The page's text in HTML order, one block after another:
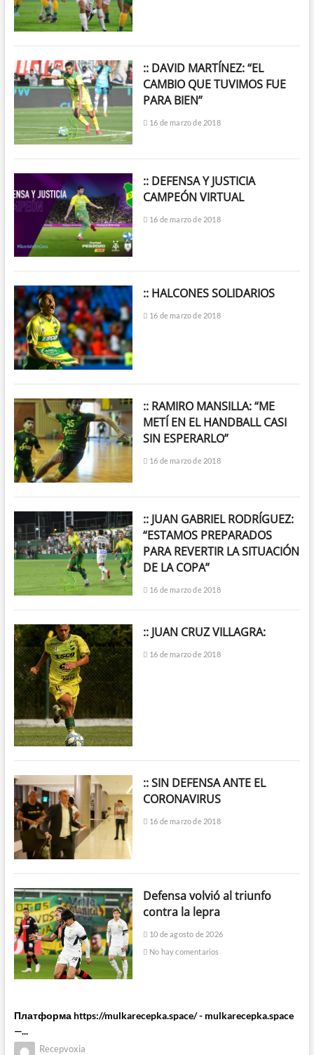
:: DAVID MARTÍNEZ: “EL
CAMBIO QUE TUVIMOS FUE
PARA BIEN”
16 de marzo de 2018
:: DEFENSA Y JUSTICIA
CAMPEÓN VIRTUAL
16 de marzo de 2018
:: HALCONES SOLIDARIOS
16 de marzo de 2018
:: RAMIRO MANSILLA: “ME
METÍ EN EL HANDBALL CASI
SIN ESPERARLO”
16 de marzo de 2018
:: JUAN GABRIEL RODRÍGUEZ:
“ESTAMOS PREPARADOS
PARA REVERTIR LA SITUACIÓN
DE LA COPA”
16 de marzo de 2018
:: JUAN CRUZ VILLAGRA:
16 de marzo de 2018
:: SIN DEFENSA ANTE EL
CORONAVIRUS
16 de marzo de 2018
Defensa volvió al triunfo
contra la lepra
10 de agosto de 2026
No hay comentarios
Платформа https://mulkarecepka.space/ - mulkarecepka.space
—...
Recepvoxia